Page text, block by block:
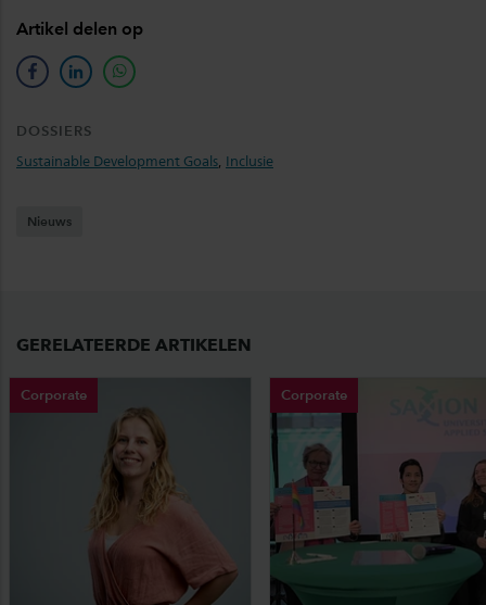
Artikel delen op
facebooklinkedinwhatsapp
DOSSIERS
Sustainable Development Goals Inclusie
Nieuws
GERELATEERDE ARTIKELEN
Corporate Corporate